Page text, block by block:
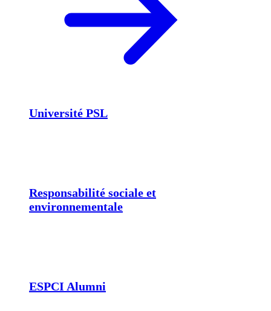
Université PSL
Responsabilité sociale et
environnementale
ESPCI Alumni